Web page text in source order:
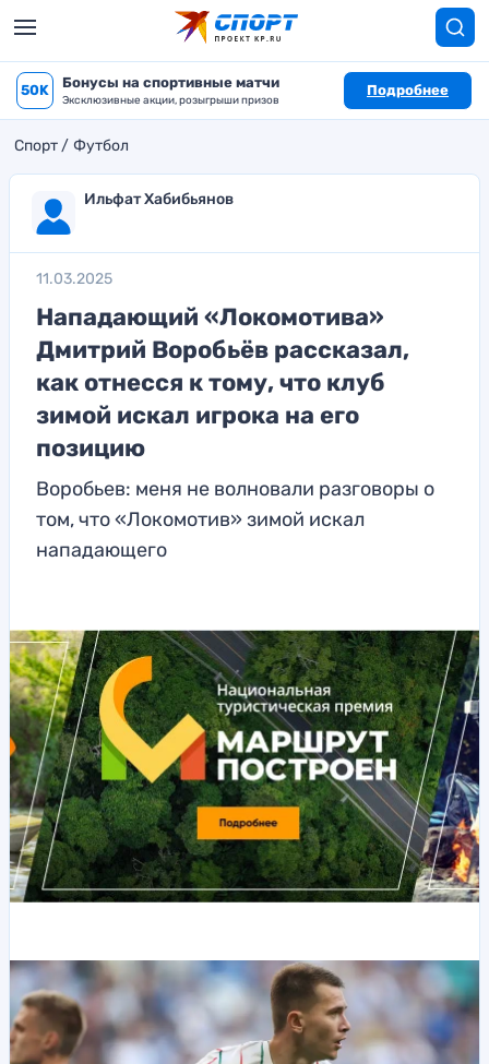
50K Бонусы на спортивные матчи
Эксклюзивные акции, розыгрыши призов
Подробнее
Спорт Футбол
Ильфат Хабибьянов
11.03.2025
Нападающий «Локомотива»
Дмитрий Воробьёв рассказал,
как отнесся к тому, что клуб
зимой искал игрока на его
позицию
Воробьев: меня не волновали разговоры о
том, что «Локомотив» зимой искал
нападающего